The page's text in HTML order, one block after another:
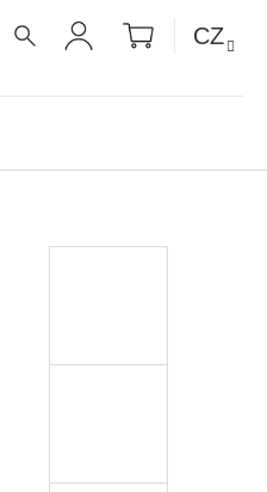
PŘIHLÁŠENÍ
NÁKUPNÍ
KOŠÍK
CZ